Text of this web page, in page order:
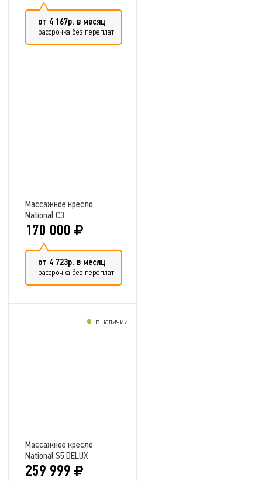
от 4 167р. в месяц
рассрочка без переплат
Массажное кресло
National C3
170 000
от 4 723р. в месяц
рассрочка без переплат
Массажное кресло
National S5 DELUX
259 999
в наличии